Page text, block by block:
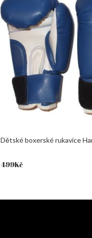
Dětské boxerské rukavice
499Kč